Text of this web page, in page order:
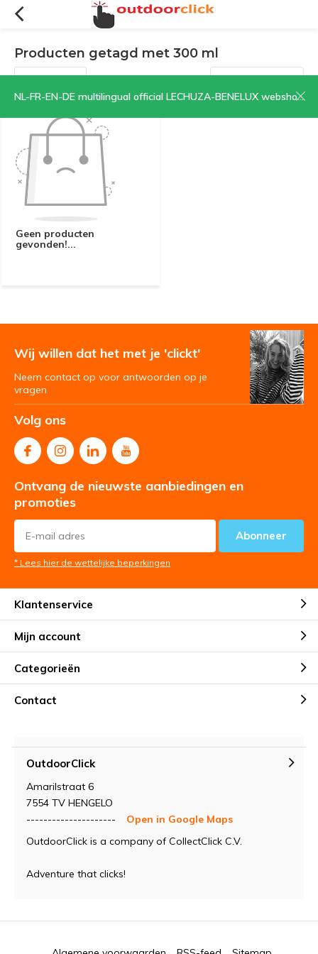
NL-FR-EN-DE multilingual official LECHUZA-BENELUX webshop | CLICK HERE NOW!
Producten getagd met 300 ml
Filters Sorteren op:
Geen producten
gevonden!...
Wij willen dat het met je 'clickt'
Neem contact op voor antwoorden op je
vragen
Volg ons
Ontvang de nieuwste aanbiedingen en
promoties
Abonneer
* Lees hier de wettelijke beperkingen
Klantenservice
Mijn account
Categorieën
Contact
OutdoorClick
Amarilstraat 6
7554 TV HENGELO
---------------------
Open in Google Maps
OutdoorClick is a company of CollectClick C.V.
Adventure that clicks!